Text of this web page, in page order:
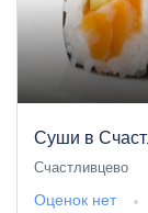
Суши в
Счастливцево
Оценок нет